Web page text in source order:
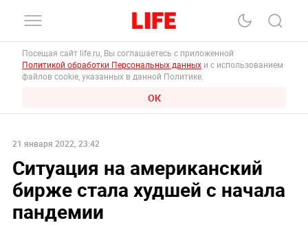
Посещая сайт life.ru, Вы соглашаетесь с приложенной
Политикой обработки Персональных данных и с использованием
файлов cookie, указанных в данной Политике.
ОК
21 января 2022, 23:42
Ситуация на американский
бирже стала худшей с начала
пандемии